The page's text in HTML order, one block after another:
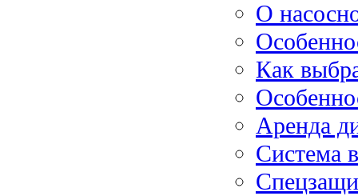
О
Как
Аренда
Система